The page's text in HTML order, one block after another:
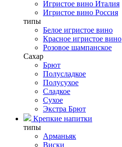
Игристое вино Италия
Игристое вино Россия
типы
Белое игристое вино
Красное игристое вино
Розовое шампанское
Сахар
Брют
Полусладкое
Полусухое
Сладкое
Сухое
Экстра Брют
Крепкие напитки
типы
Арманьяк
Виски